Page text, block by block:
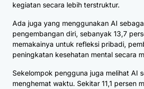
kegiatan secara lebih terstruktur.
Ada juga yang menggunakan AI
pengembangan diri, sebanyak 13,7
memakainya untuk refleksi pribadi,
peningkatan kesehatan mental secara
Sekelompok pengguna juga melihat AI
menghemat waktu. Sekitar 11,1 persen